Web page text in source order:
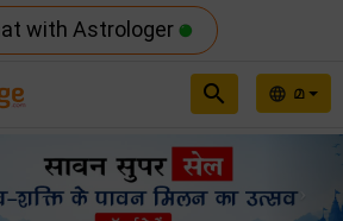
with Astrologer
language മ
search